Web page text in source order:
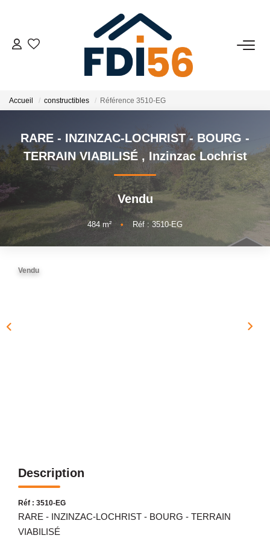
02 97 81 41 39
VENTES
Prestiges
Investisseurs
LOCATIONS
ESTIMATION
Accueil constructibles Référence 3510-EG
RARE - INZINZAC-LOCHRIST - BOURG -
TERRAIN VIABILISÉ , Inzinzac Lochrist
Vendu
484 m² • Réf : 3510-EG
Vendu
Description
Réf : 3510-EG
RARE - INZINZAC-LOCHRIST - BOURG - TERRAIN
VIABILISÉ